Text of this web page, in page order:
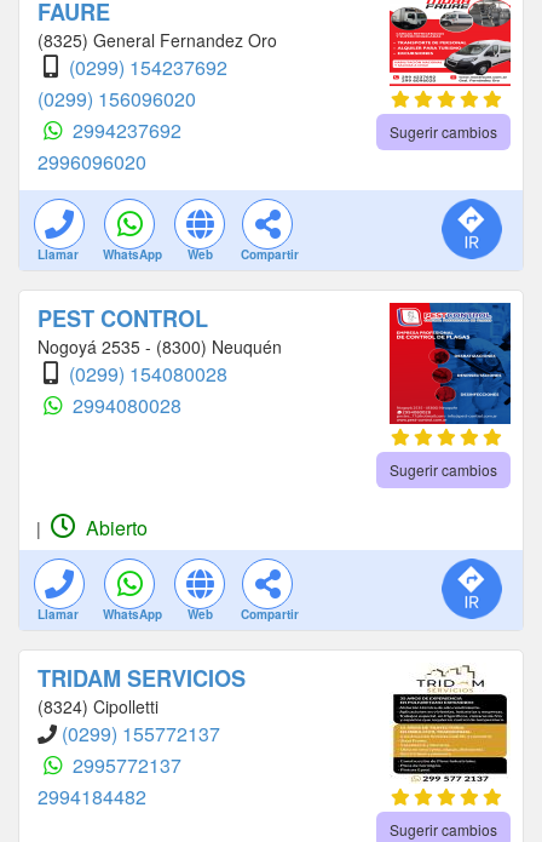
FAURE
(8325) General Fernandez Oro
(0299) 154237692
(0299) 156096020
2994237692
2996096020
Sugerir cambios
Llamar WhatsApp Web Compartir
PEST CONTROL
Nogoyá 2535 - (8300) Neuquén
(0299) 154080028
2994080028
Sugerir cambios
| Abierto
Llamar WhatsApp Web Compartir
TRIDAM SERVICIOS
(8324) Cipolletti
(0299) 155772137
2995772137
2994184482
Sugerir cambios